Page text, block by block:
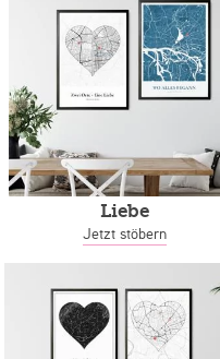
Liebe
Jetzt stöbern